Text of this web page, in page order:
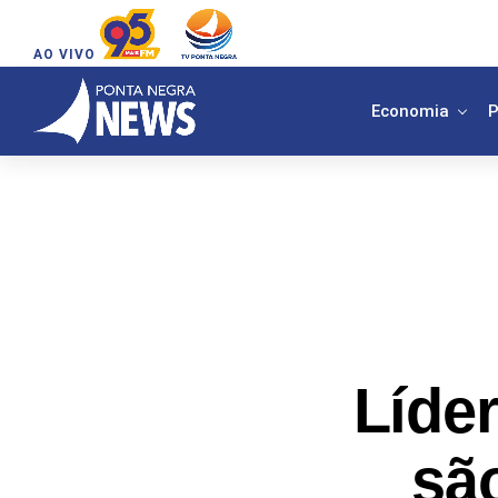
AO VIVO
Economia